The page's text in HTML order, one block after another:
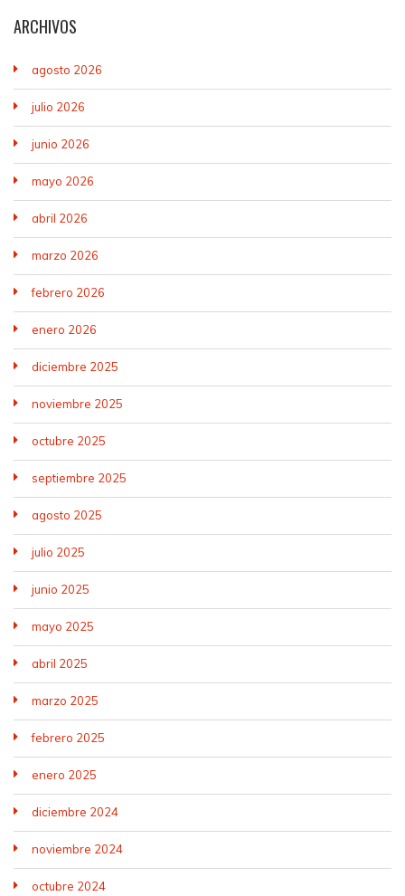
ARCHIVOS
agosto 2026
julio 2026
junio 2026
mayo 2026
abril 2026
marzo 2026
febrero 2026
enero 2026
diciembre 2025
noviembre 2025
octubre 2025
septiembre 2025
agosto 2025
julio 2025
junio 2025
mayo 2025
abril 2025
marzo 2025
febrero 2025
enero 2025
diciembre 2024
noviembre 2024
octubre 2024